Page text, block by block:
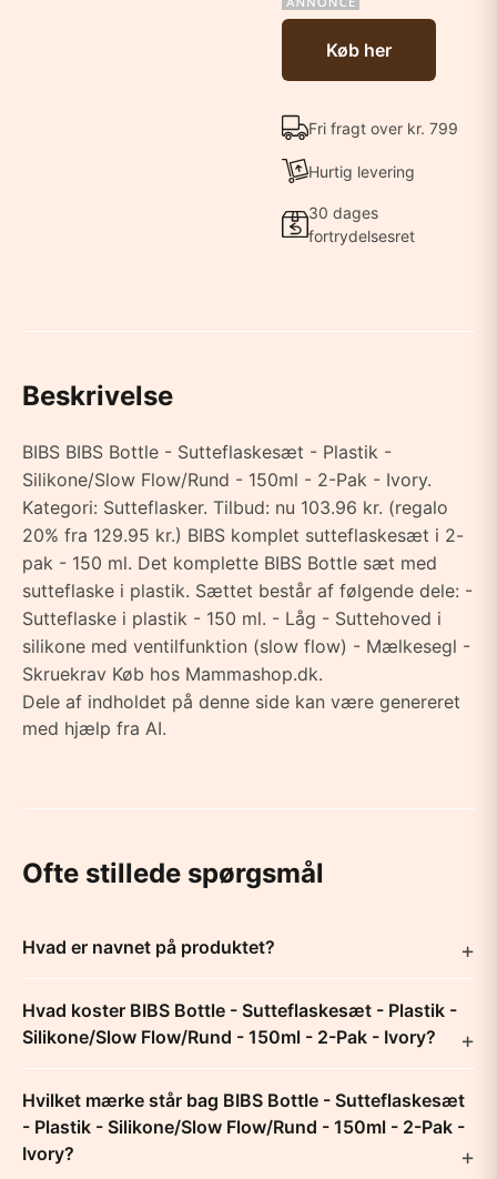
Køb her
Fri fragt over kr. 799
Hurtig levering
30 dages
fortrydelsesret
Beskrivelse
BIBS BIBS Bottle - Sutteflaskesæt - Plastik -
Silikone/Slow Flow/Rund - 150ml - 2-Pak - Ivory.
Kategori: Sutteflasker. Tilbud: nu 103.96 kr. (regalo
20% fra 129.95 kr.) BIBS komplet sutteflaskesæt i 2-
pak - 150 ml. Det komplette BIBS Bottle sæt med
sutteflaske i plastik. Sættet består af følgende dele: -
Sutteflaske i plastik - 150 ml. - Låg - Suttehoved i
silikone med ventilfunktion (slow flow) - Mælkesegl -
Skruekrav Køb hos Mammashop.dk.
Dele af indholdet på denne side kan være genereret
med hjælp fra AI.
Ofte stillede spørgsmål
Hvad er navnet på produktet?
Hvad koster BIBS Bottle - Sutteflaskesæt - Plastik -
Silikone/Slow Flow/Rund - 150ml - 2-Pak - Ivory?
Hvilket mærke står bag BIBS Bottle - Sutteflaskesæt
- Plastik - Silikone/Slow Flow/Rund - 150ml - 2-Pak -
Ivory?